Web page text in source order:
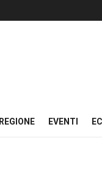
REGIONE EVENTI